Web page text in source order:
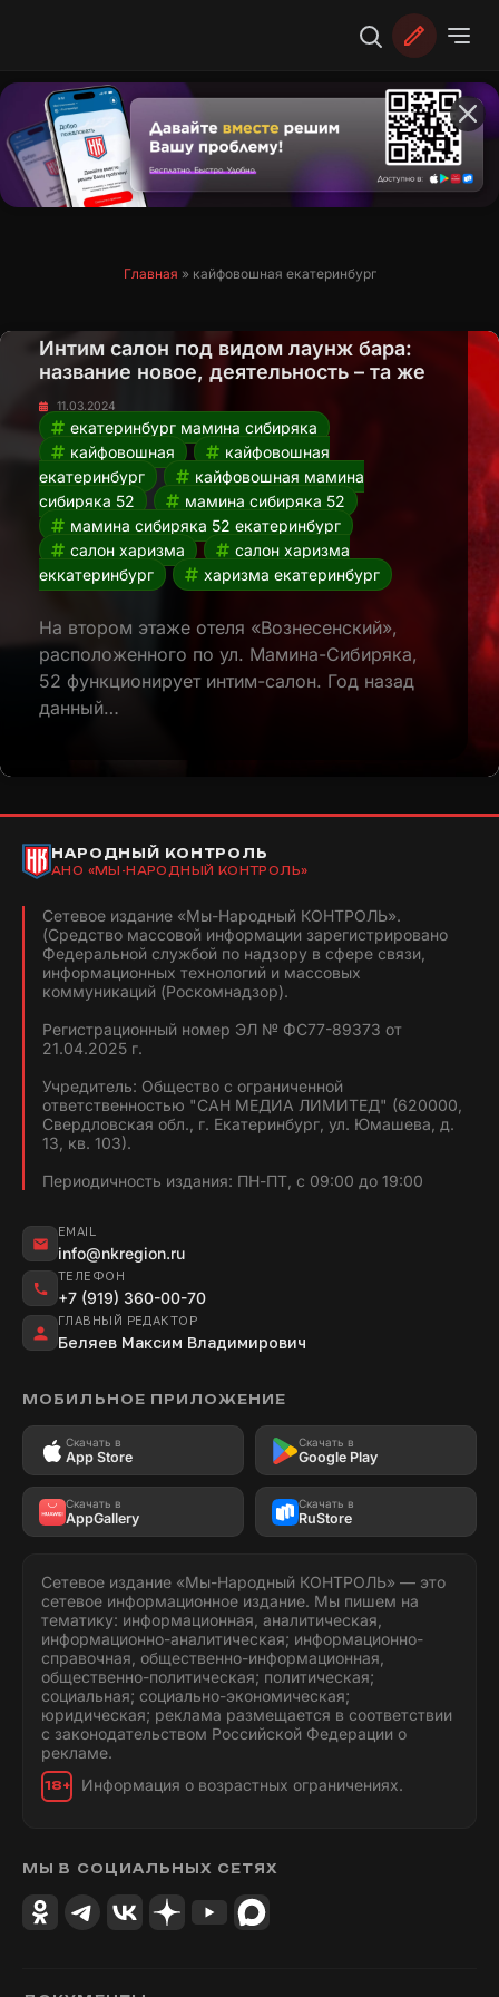
Главная » кайфовошная екатеринбург
Интим салон под видом лаунж бара:
название новое, деятельность – та же
11.03.2024
екатеринбург мамина сибиряка
кайфовошная
кайфовошная
екатеринбург
кайфовошная мамина
сибиряка 52
мамина сибиряка 52
мамина сибиряка 52 екатеринбург
салон харизма
салон харизма
еккатеринбург
харизма екатеринбург
На втором этаже отеля «Вознесенский»,
расположенного по ул. Мамина-Сибиряка,
52 функционирует интим-салон. Год назад
данный…
НАРОДНЫЙ КОНТРОЛЬ
АНО «МЫ-НАРОДНЫЙ КОНТРОЛЬ»
Сетевое издание «Мы-Народный КОНТРОЛЬ».
(Средство массовой информации зарегистрировано
Федеральной службой по надзору в сфере связи,
информационных технологий и массовых
коммуникаций (Роскомнадзор).
Регистрационный номер ЭЛ № ФС77-89373 от
21.04.2025 г.
Учредитель: Общество с ограниченной
ответственностью "САН МЕДИА ЛИМИТЕД" (620000,
Свердловская обл., г. Екатеринбург, ул. Юмашева, д.
13, кв. 103).
Периодичность издания: ПН-ПТ, с 09:00 до 19:00
EMAIL
info@nkregion.ru
ТЕЛЕФОН
+7 (919) 360-00-70
ГЛАВНЫЙ РЕДАКТОР
Беляев Максим Владимирович
МОБИЛЬНОЕ ПРИЛОЖЕНИЕ
Скачать в
App Store
Скачать в
Google Play
Скачать в
AppGallery
Скачать в
RuStore
Сетевое издание «Мы-Народный КОНТРОЛЬ» — это
сетевое информационное издание. Мы пишем на
тематику: информационная, аналитическая,
информационно-аналитическая; информационно-
справочная, общественно-информационная,
общественно-политическая; политическая;
социальная; социально-экономическая;
юридическая; реклама размещается в соответствии
с законодательством Российской Федерации о
рекламе.
18+ Информация о возрастных ограничениях.
МЫ В СОЦИАЛЬНЫХ СЕТЯХ